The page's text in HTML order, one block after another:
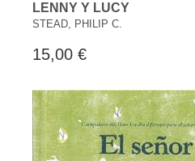
LENNY Y LUCY
STEAD, PHILIP C.
15,00 €